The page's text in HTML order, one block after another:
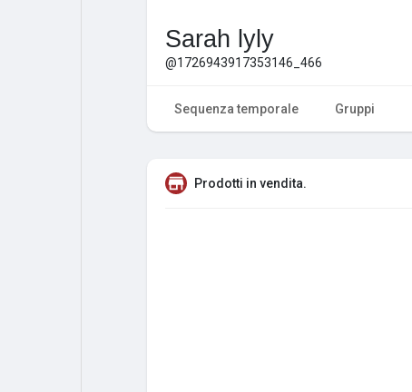
Sarah lyly
@1726943917353146_466
Sequenza temporale Gruppi
Prodotti in vendita.